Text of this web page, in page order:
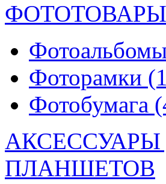
ФОТОТОВАРЫ
Фоторамки
Фотобумага
ПЛАНШЕТОВ